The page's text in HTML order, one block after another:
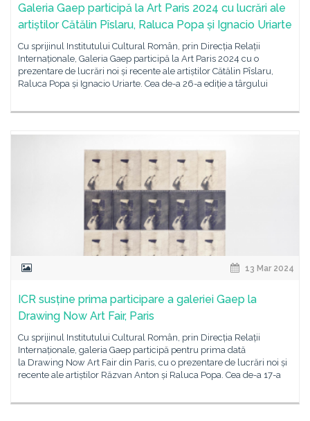
Galeria Gaep participă la Art Paris 2024 cu lucrări ale
artiștilor Cătălin Pîslaru, Raluca Popa și Ignacio Uriarte
Cu sprijinul Institutului Cultural Român, prin Direcția Relații
Internaționale, Galeria Gaep participă la Art Paris 2024 cu o
prezentare de lucrări noi și recente ale artiștilor Cătălin Pîslaru,
Raluca Popa și Ignacio Uriarte. Cea de-a 26-a ediție a târgului
13 Mar 2024
ICR susține prima participare a galeriei Gaep la
Drawing Now Art Fair, Paris
Cu sprijinul Institutului Cultural Român, prin Direcția Relații
Internaționale, galeria Gaep participă pentru prima dată
la Drawing Now Art Fair din Paris, cu o prezentare de lucrări noi și
recente ale artiștilor Răzvan Anton și Raluca Popa. Cea de-a 17-a